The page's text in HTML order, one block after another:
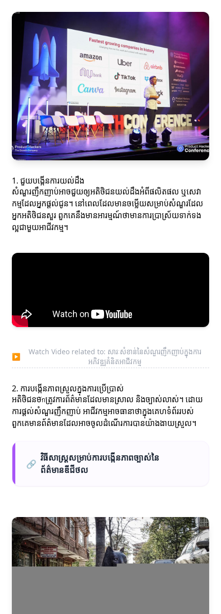
1. ជួយបង្កើនការយល់ដឹង
សំណួរញឹកញាប់អាចជួយឲ្យអតិថិជនយល់ដឹងអំពីផលិតផល ឬសេវា
កម្មដែលអ្នកផ្តល់ជូន។ នៅពេលដែលមានចម្លើយសម្រាប់សំណួរដែល
អ្នកអតិថិជនសួរ ពួកគេនឹងមានអារម្មណ៍ថាមានការប្រាស្រ័យទាក់ទង
ល្អជាមួយអាជីវកម្ម។
▶
Watch Video related to: សារៈសំខាន់នៃសំណួរញឹកញាប់ក្នុងការ
អភិវឌ្ឍគំនិតអាជីវកម្ម
2. ការបង្កើនភាពស្រួលក្នុងការប្រើប្រាស់
អតិថិជនមักត្រូវការព័ត៌មានដែលមានស្រាល និងច្បាស់លាស់។ ដោយ
ការផ្តល់សំណួរញឹកញាប់ អាជីវកម្មអាចធានាថាក្នុងគេហទំព័ររបស់
ពួកគេមានព័ត៌មានដែលអាចចូលដំណើរការបានយ៉ាងងាយស្រួល។
🔗
វិធីសាស្ត្រសម្រាប់ការបង្កើនភាពច្បាស់នៃ
ព័ត៌មានឌីជីថល